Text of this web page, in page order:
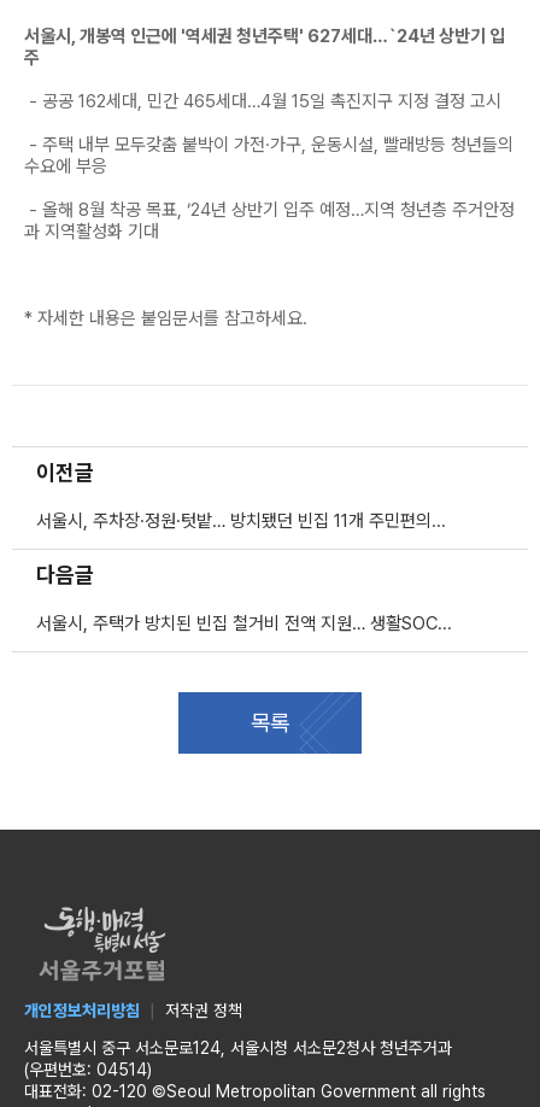
서울시, 개봉역 인근에 '역세권 청년주택' 627세대…`24년 상반기 입
주
- 공공 162세대, 민간 465세대…4월 15일 촉진지구 지정 결정 고시
- 주택 내부 모두갖춤 붙박이 가전·가구, 운동시설, 빨래방등 청년들의
수요에 부응
- 올해 8월 착공 목표, ‘24년 상반기 입주 예정…지역 청년층 주거안정
과 지역활성화 기대
* 자세한 내용은 붙임문서를 참고하세요.
이전글
서울시, 주차장·정원·텃밭… 방치됐던 빈집 11개 주민편의시설 변신
다음글
서울시, 주택가 방치된 빈집 철거비 전액 지원… 생활SOC도 무료조성
목록
개인정보처리방침
저작권 정책
서울특별시 중구 서소문로124, 서울시청 서소문2청사 청년주거과
(우편번호: 04514)
대표전화: 02-120 ©Seoul Metropolitan Government all rights